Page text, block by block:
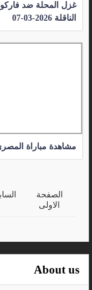
غزل المحلة ضد فاركو:
الناقلة 2026-03-07
مشاهدة مباراة المصري
الصفحة
الاولى
About us